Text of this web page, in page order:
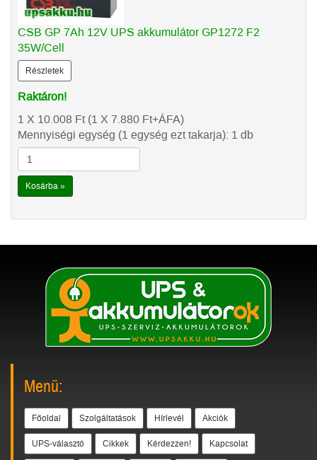
CSB GP 7Ah 12V UPS akkumulátor GP1272 F2
35W/Cell
Részletek
Raktáron!
1 X 10.008 Ft(1 X 7.880 Ft+ÁFA)
Mennyiségi egység (1 egység ezt takarja): 1 db
Kosárba »
Menü:
Főoldal Szolgáltatások Hírlevél Akciók
UPS-választó Cikkek Kérdezzen! Kapcsolat